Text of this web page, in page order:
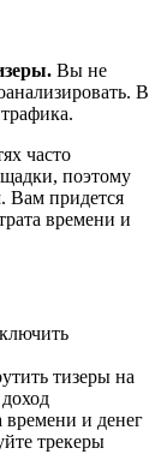
Вы не
В
часто
поэтому
Вам придется
времени и
тизеры на
времени и денег
трекеры